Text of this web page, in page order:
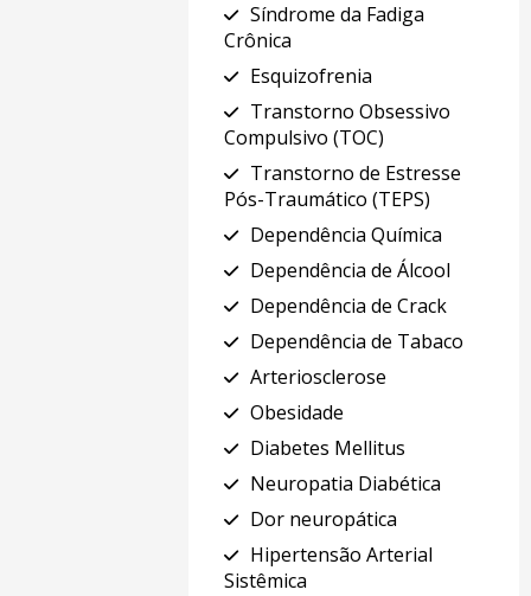
Síndrome da Fadiga
Crônica
Esquizofrenia
Transtorno Obsessivo
Compulsivo (TOC)
Transtorno de Estresse
Pós-Traumático (TEPS)
Dependência Química
Dependência de Álcool
Dependência de Crack
Dependência de Tabaco
Arteriosclerose
Obesidade
Diabetes Mellitus
Neuropatia Diabética
Dor neuropática
Hipertensão Arterial
Sistêmica